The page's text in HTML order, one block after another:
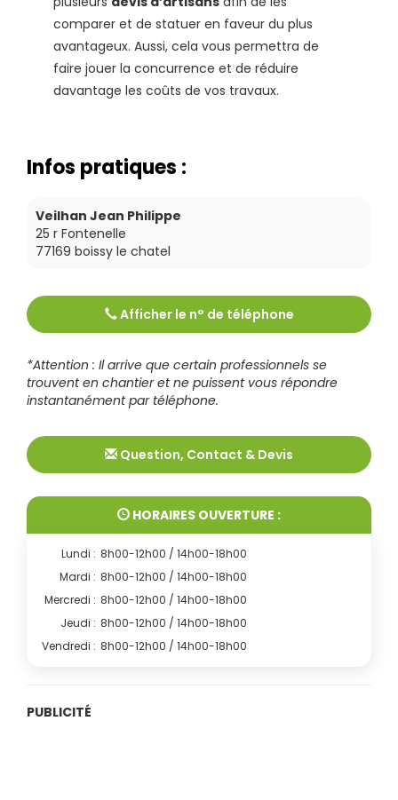
comparer et de statuer en faveur du plus
avantageux. Aussi, cela vous permettra de
faire jouer la concurrence et de réduire
davantage les coûts de vos travaux.
Infos pratiques :
Veilhan Jean Philippe
25 r Fontenelle
77169 boissy le chatel
Afficher le n° de téléphone
0164032970
*Attention : Il arrive que certain professionnels se
trouvent en chantier et ne puissent vous répondre
instantanément par téléphone.
Question, Contact & Devis
HORAIRES OUVERTURE :
Lundi : 8h00-12h00 / 14h00-18h00
Mardi : 8h00-12h00 / 14h00-18h00
Mercredi : 8h00-12h00 / 14h00-18h00
Jeudi : 8h00-12h00 / 14h00-18h00
Vendredi : 8h00-12h00 / 14h00-18h00
PUBLICITÉ